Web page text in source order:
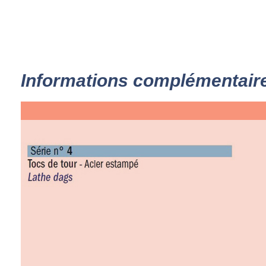
Informations